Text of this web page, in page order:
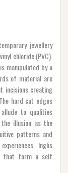
jewellery
chloride (PVC).
manipulated by a
of material are
incisions creating
hard cut edges
to qualities
illusion as the
patterns and
Inglis
that form a self